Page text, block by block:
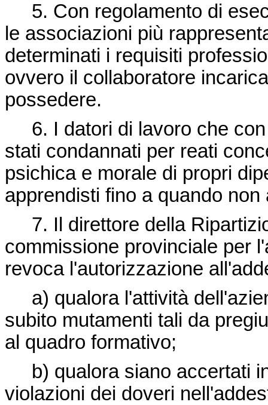
5. Con regolamento di
le associazioni più
determinati i requisiti
ovvero il collaboratore
possedere.
6. I datori di lavoro che con
stati condannati per reati
psichica e morale di propri
apprendisti fino a quando
7. Il direttore della
commissione provinciale per
revoca l'autorizzazione
a) qualora l'attività
subito mutamenti tali da
al quadro formativo;
b) qualora siano accertati
violazioni dei doveri